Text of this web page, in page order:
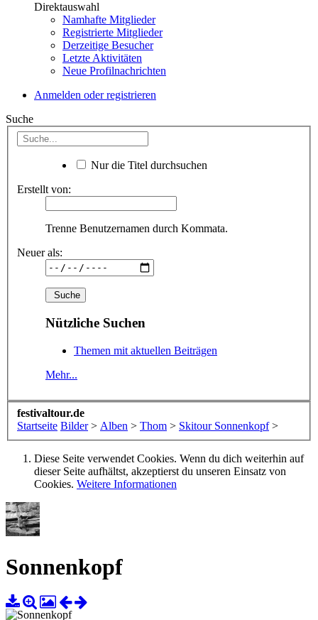
Direktauswahl
Namhafte Mitglieder
Registrierte Mitglieder
Derzeitige Besucher
Letzte Aktivitäten
Neue Profilnachrichten
Anmelden oder registrieren
Suche
Nur die Titel durchsuchen
Erstellt von:
Trenne Benutzernamen durch Kommata.
Neuer als:
Nützliche Suchen
Themen mit aktuellen Beiträgen
Mehr...
festivaltour.de
Startseite Bilder > Alben > Thom > Skitour Sonnenkopf >
Diese Seite verwendet Cookies. Wenn du dich weiterhin auf
dieser Seite aufhältst, akzeptierst du unseren Einsatz von
Cookies. Weitere Informationen
Sonnenkopf